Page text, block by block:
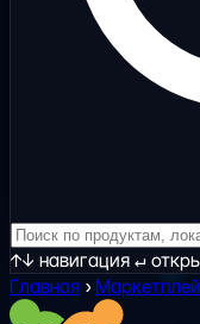
↑↓ навигация↵
Главная ›